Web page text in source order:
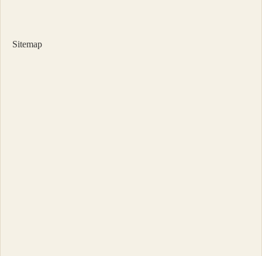
Sitemap